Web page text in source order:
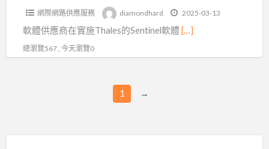
網際網路供應服務 diamondhard 2025-03-13
軟體供應商在實施Thales的Sentinel軟體 […]
總瀏覽567 , 今天瀏覽0
1 →